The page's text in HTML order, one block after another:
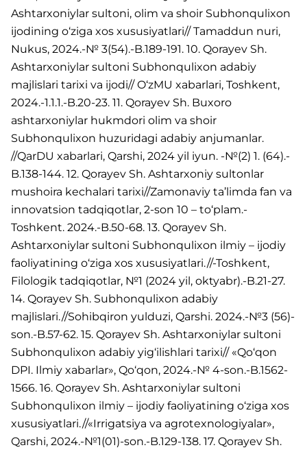
Ashtarxoniylar sultoni, olim va shoir Subhonqulixon
ijodining o‘ziga xos xususiyatlari// Tamaddun nuri,
Nukus, 2024.-№ 3(54).-B.189-191. 10. Qorayev Sh.
Ashtarxoniylar sultoni Subhonqulixon adabiy
majlislari tarixi va ijodi// O‘zMU xabarlari, Toshkent,
2024.-1.1.1.-B.20-23. 11. Qorayev Sh. Buxoro
ashtarxoniylar hukmdori olim va shoir
Subhonqulixon huzuridagi adabiy anjumanlar.
//QarDU xabarlari, Qarshi, 2024 yil iyun. -№(2) 1. (64).-
B.138-144. 12. Qorayev Sh. Ashtarxoniy sultonlar
mushoira kechalari tarixi//Zamonaviy ta’limda fan va
innovatsion tadqiqotlar, 2-son 10 – to‘plam.-
Toshkent. 2024.-B.50-68. 13. Qorayev Sh.
Ashtarxoniylar sultoni Subhonqulixon ilmiy – ijodiy
faoliyatining o‘ziga xos xususiyatlari.//-Toshkent,
Filologik tadqiqotlar, №1 (2024 yil, oktyabr).-B.21-27.
14. Qorayev Sh. Subhonqulixon adabiy
majlislari.//Sohibqiron yulduzi, Qarshi. 2024.-№3 (56)-
son.-B.57-62. 15. Qorayev Sh. Ashtarxoniylar sultoni
Subhonqulixon adabiy yig‘ilishlari tarixi// «Qo‘qon
DPI. Ilmiy xabarlar», Qo‘qon, 2024.-№ 4-son.-B.1562-
1566. 16. Qorayev Sh. Ashtarxoniylar sultoni
Subhonqulixon ilmiy – ijodiy faoliyatining o‘ziga xos
xususiyatlari.//«Irrigatsiya va agrotexnologiyalar»,
Qarshi, 2024.-№1(01)-son.-B.129-138. 17. Qorayev Sh.